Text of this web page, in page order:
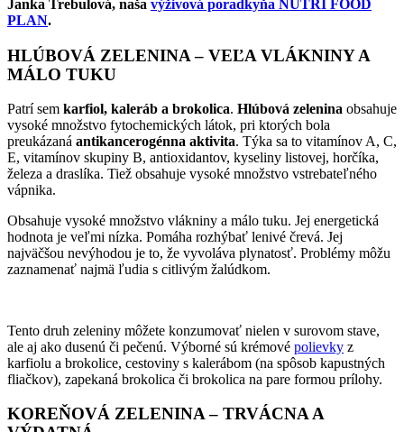
Janka Trebulová, naša výživová poradkyňa NUTRI FOOD
PLAN.
HLÚBOVÁ ZELENINA – VEĽA VLÁKNINY A
MÁLO TUKU
Patrí sem karfiol, kaleráb a brokolica. Hlúbová zelenina obsahuje
vysoké množstvo fytochemických látok, pri ktorých bola
preukázaná antikancerogénna aktivita. Týka sa to vitamínov A, C,
E, vitamínov skupiny B, antioxidantov, kyseliny listovej, horčíka,
železa a draslíka. Tiež obsahuje vysoké množstvo vstrebateľného
vápnika.
Obsahuje vysoké množstvo vlákniny a málo tuku. Jej energetická
hodnota je veľmi nízka. Pomáha rozhýbať lenivé črevá. Jej
najväčšou nevýhodou je to, že vyvoláva plynatosť. Problémy môžu
zaznamenať najmä ľudia s citlivým žalúdkom.
Tento druh zeleniny môžete konzumovať nielen v surovom stave,
ale aj ako dusenú či pečenú. Výborné sú krémové polievky z
karfiolu a brokolice, cestoviny s kalerábom (na spôsob kapustných
fliačkov), zapekaná brokolica či brokolica na pare formou prílohy.
KOREŇOVÁ ZELENINA – TRVÁCNA A